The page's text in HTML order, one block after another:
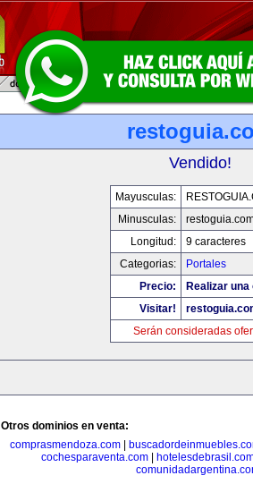
Vendido!
Mayusculas:
Minusculas:
Longitud:
9 caracteres
Categorias:
Portales
Precio:
Realizar
Visitar!
Serán consideradas
Otros dominios en venta:
comprasmendoza.com
cochesparaventa.com|